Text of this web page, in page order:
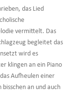
das Lied
vermittelt. Das
begleitet das
wird es
klingen an ein Piano
Aufheulen einer
an und auch